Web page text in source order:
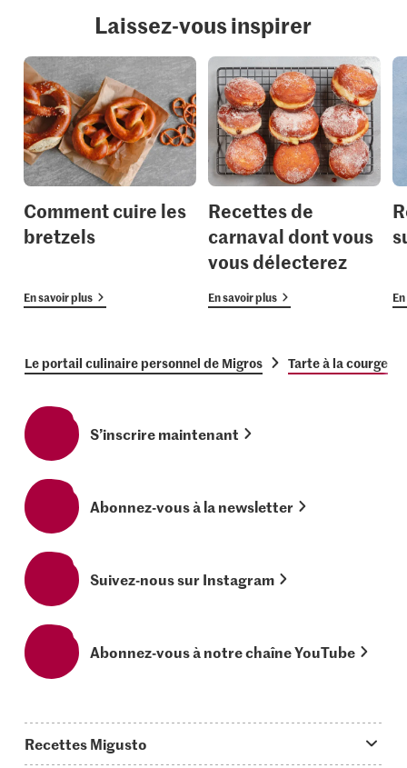
Laissez-vous inspirer
Comment cuire les
bretzels
En savoir plus
Recettes de
carnaval dont vous
vous délecterez
En savoir plus
Le portail culinaire personnel de Migros Tarte à la courge
S’inscrire maintenant
Abonnez-vous à la newsletter
Suivez-nous sur Instagram
Abonnez-vous à notre chaîne YouTube
Recettes Migusto